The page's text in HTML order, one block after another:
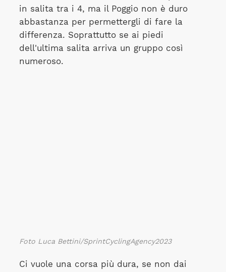
in salita tra i 4, ma il Poggio non è duro
abbastanza per permettergli di fare la
differenza. Soprattutto se ai piedi
dell'ultima salita arriva un gruppo così
numeroso.
Foto Luca Bettini/SprintCyclingAgency2023
Ci vuole una corsa più dura, se non dai